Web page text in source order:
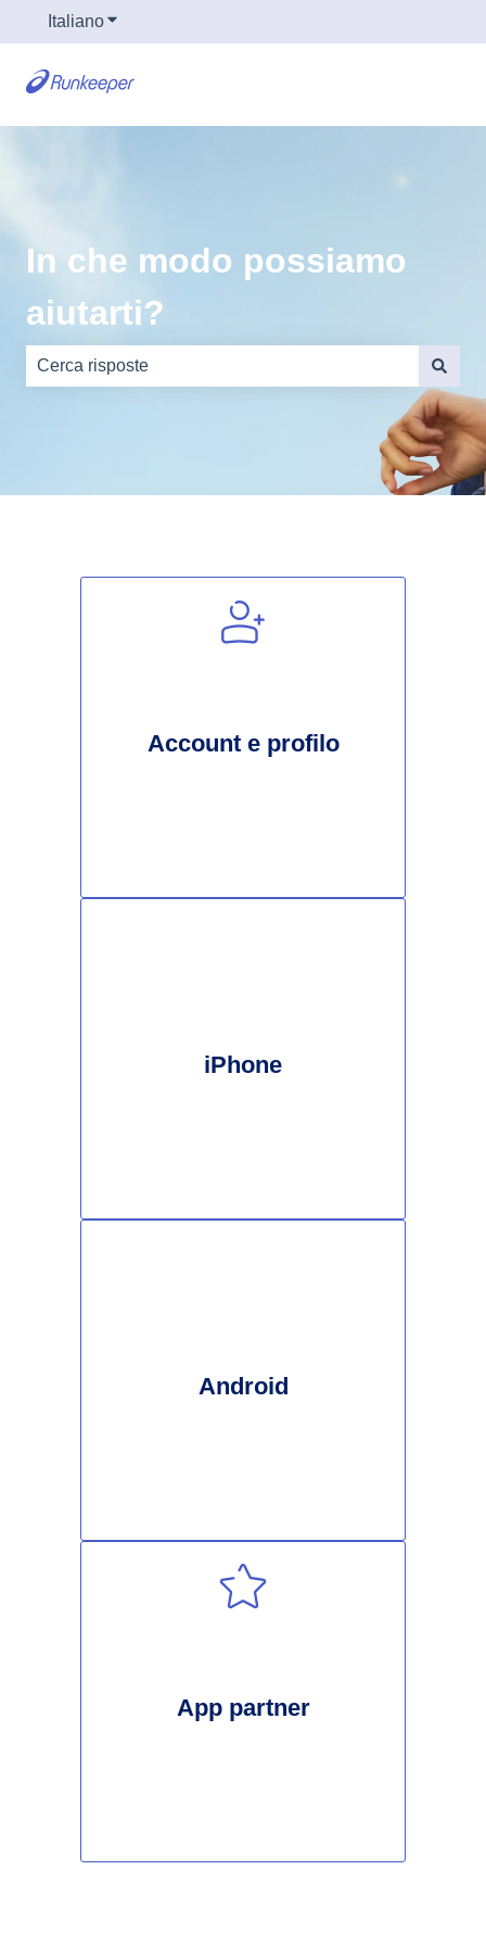
ItalianoMostra sottomenu per le traduzioni
In che modo possiamo
aiutarti?
Non sono presenti suggerimenti perché il campo di
Account e profilo
iPhone
Android
App partner